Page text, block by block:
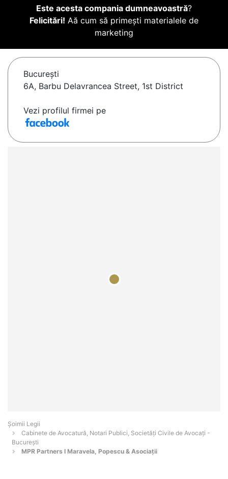
Este acesta compania dumneavoastră?
Felicitări! Aă cum să primești materialele de
marketing
Bucureşti
6A, Barbu Delavrancea Street, 1st District
Vezi profilul firmei pe
Șoimii Legii
Cabinete de Avocatură, Notari Publici, Societăți Civile de Avocați -
Bucureşti
MPR Partners I Maravela, Popescu & Asociații